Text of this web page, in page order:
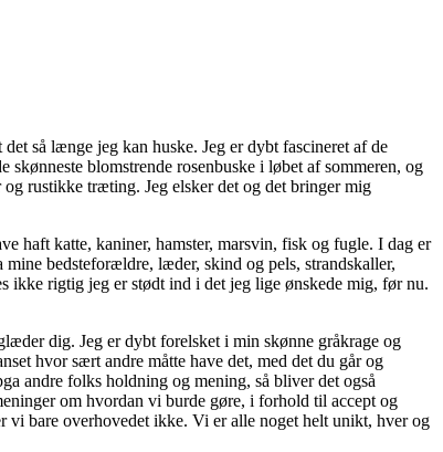
så længe jeg kan huske. Jeg er dybt fascineret af de
blomstrende rosenbuske i løbet af sommeren, og
rustikke træting. Jeg elsker det og det bringer mig
haft katte, kaniner, hamster, marsvin, fisk og fugle. I dag er
bedsteforældre, læder, skind og pels, strandskaller,
rigtig jeg er stødt ind i det jeg lige ønskede mig, før nu.
dig. Jeg er dybt forelsket i min skønne gråkrage og
hvor sært andre måtte have det, med det du går og
andre folks holdning og mening, så bliver det også
om hvordan vi burde gøre, i forhold til accept og
bare overhovedet ikke. Vi er alle noget helt unikt, hver og